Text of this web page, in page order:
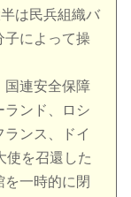
は民兵組織バ
子によって操
国連安全保障
ランド、ロシ
ンス、ドイ
使を召還した
を一時的に閉